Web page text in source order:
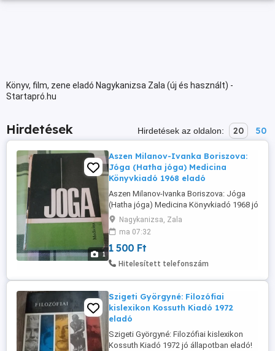
Könyv, film, zene eladó Nagykanizsa Zala (új és használt) -
Startapró.hu
Hirdetések Hirdetések az oldalon: 20 50
1
Aszen Milanov-Ivanka Boriszova:
Jóga (Hatha jóga) Medicina
Könyvkiadó 1968 eladó
Aszen Milanov-Ivanka Boriszova: Jóga
(Hatha jóga) Medicina Könyvkiadó 1968 jó
állapotban eladó! Ár: 1500 Ft. Átvehető
Nagykanizsán, postázni tudom.
Érdeklődni: a 30/427-7142-s telefonon.
Nagykanizsa, Zala
ma 07:32
1 500 Ft
Hitelesített telefonszám
Szigeti Györgyné: Filozófiai
kislexikon Kossuth Kiadó 1972
eladó
Szigeti Györgyné: Filozófiai kislexikon
Kossuth Kiadó 1972 jó állapotban eladó!